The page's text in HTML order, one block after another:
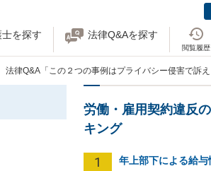
を探す 法律Q&Aを探す
閲覧履歴
法律Q&A「この２つの事例はプライバシー侵害で訴え
労働・雇用契約違反
キング
1